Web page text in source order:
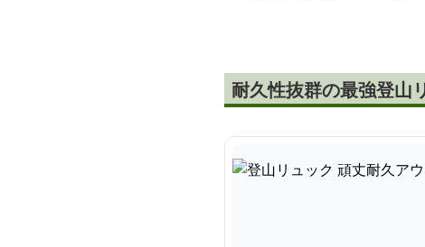
耐久性抜群の最強登山